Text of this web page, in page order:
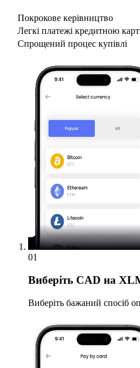
Покрокове керівництво
Легкі платежі кредитною
Спрощений процес купівлі
01
Виберіть CAD на
Виберіть бажаний спосіб